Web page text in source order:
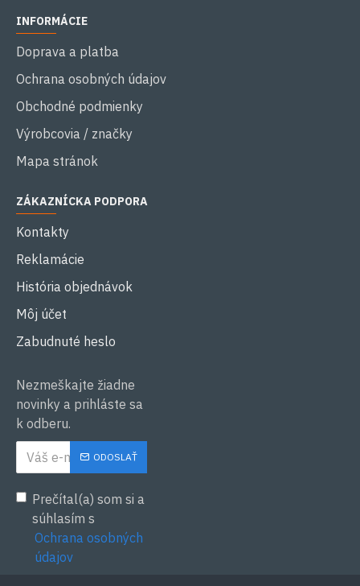
INFORMÁCIE
Doprava a platba
Ochrana osobných údajov
Obchodné podmienky
Výrobcovia / značky
Mapa stránok
ZÁKAZNÍCKA PODPORA
Kontakty
Reklamácie
História objednávok
Môj účet
Zabudnuté heslo
Nezmeškajte žiadne
novinky a prihláste sa
k odberu.
ODOSLAŤ
Prečítal(a) som si a
súhlasím s
Ochrana osobných
údajov